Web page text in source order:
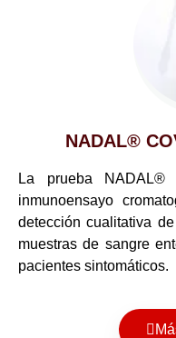
NADAL®
La prueba
inmunoensayo
detección cualitativa
muestras de sangre
pacientes sintomáticos.